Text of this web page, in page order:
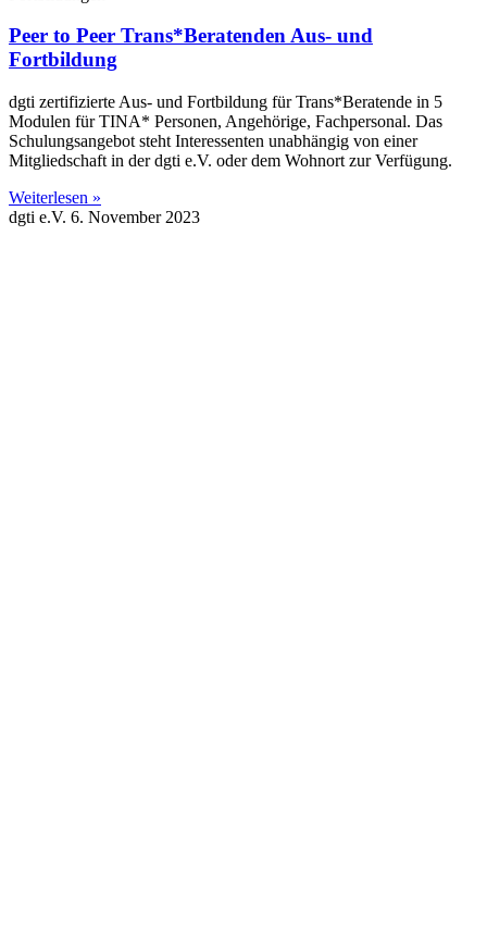
Peer to Peer Trans*Beratenden Aus- und
Fortbildung
dgti zertifizierte Aus- und Fortbildung für Trans*Beratende in 5
Modulen für TINA* Personen, Angehörige, Fachpersonal. Das
Schulungsangebot steht Interessenten unabhängig von einer
Mitgliedschaft in der dgti e.V. oder dem Wohnort zur Verfügung.
Weiterlesen »
dgti e.V. 6. November 2023